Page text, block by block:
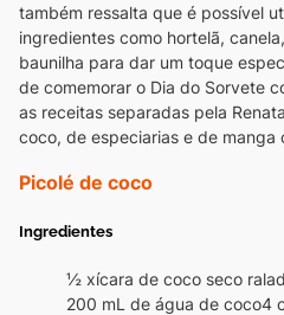
também ressalta que é possível
ingredientes como hortelã,
baunilha para dar um toque
de comemorar o Dia do Sorvete
as receitas separadas pela
coco, de especiarias e de manga
Picolé de coco
Ingredientes
½ xícara de coco seco
200 mL de água de coco4